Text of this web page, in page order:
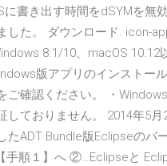
に書き出す時間をdSYMを無
した。 ダウンロード. icon-
8.1/10、macOS 10.12
版アプリのインストール
ご確認ください。 ・
しておりません。 2014年5月
たADT Bundle版Eclipseのバ
手順１】へ ②…Eclipseと